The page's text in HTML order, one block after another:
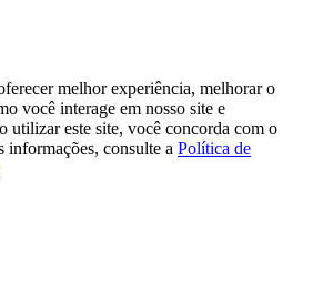
melhor experiência, melhorar o
você interage em nosso site e
utilizar este site, você concorda com o
informações, consulte a Política de